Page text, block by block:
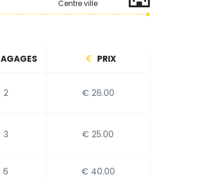
Centre ville
PRIX
2 € 26.00
3 € 25.00
6 € 40.00